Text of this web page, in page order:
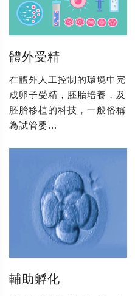
體外受精
在體外人工控制的環境中完
成卵子受精，胚胎培養，及
胚胎移植的科技，一般俗稱
為試管嬰...
輔助孵化